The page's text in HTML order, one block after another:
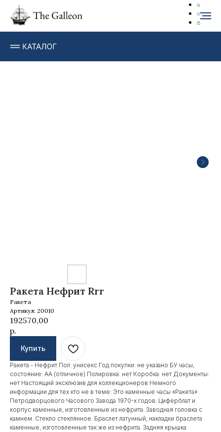
Ракета Нефрит Rrr
Ракета
Артикул: 20010
192570,00
р.
Купить
Ракета - Нефрит Пол: унисекс Год покупки: не указано БУ часы,
состояние: AA (отличное) Полировка: нет Коробка: нет Документы:
нет Настоящий эксклюзив для коллекционеров Немного
информации для тех кто не в теме: Это каменные часы «Ракета»
Петродворцового Часового Завода 1970-х годов. Циферблат и
корпус каменные, изготовленные из нефрита. Заводная головка с
камнем. Стекло стеклянное. Браслет латунный, накладки браслета
каменные, изготовленные так же из нефрита. Задняя крышка